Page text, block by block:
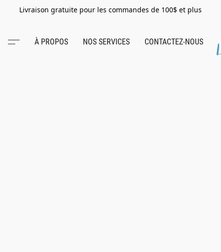
Livraison gratuite pour les commandes de 100$ et plus
À PROPOS NOS SERVICES CONTACTEZ-NOUS